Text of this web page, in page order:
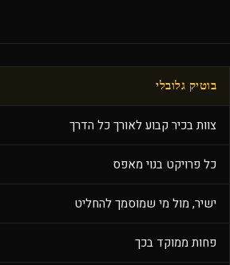
בוטיק גלובלי
צוות בכיר קבוע לאורך כל הדרך
כל פרויקט בנוי מאפס
ישיר, מול מי שמוסמך להחליט
פחות ממוקד בכך